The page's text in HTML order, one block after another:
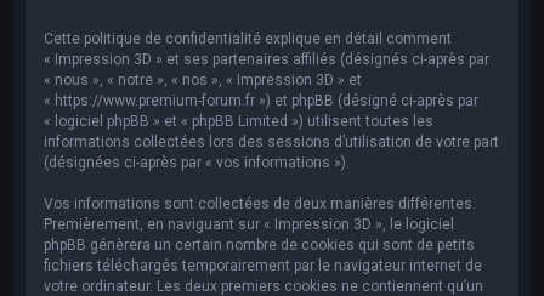
Cette politique de confidentialité explique en détail comment
« Impression 3D » et ses partenaires affiliés (désignés ci-après par
« nous », « notre », « nos », « Impression 3D » et
« https://www.premium-forum.fr ») et phpBB (désigné ci-après par
« logiciel phpBB » et « phpBB Limited ») utilisent toutes les
informations collectées lors des sessions d’utilisation de votre part
(désignées ci-après par « vos informations »).
Vos informations sont collectées de deux manières différentes.
Premièrement, en naviguant sur « Impression 3D », le logiciel
phpBB génèrera un certain nombre de cookies qui sont de petits
fichiers téléchargés temporairement par le navigateur internet de
votre ordinateur. Les deux premiers cookies ne contiennent qu’un